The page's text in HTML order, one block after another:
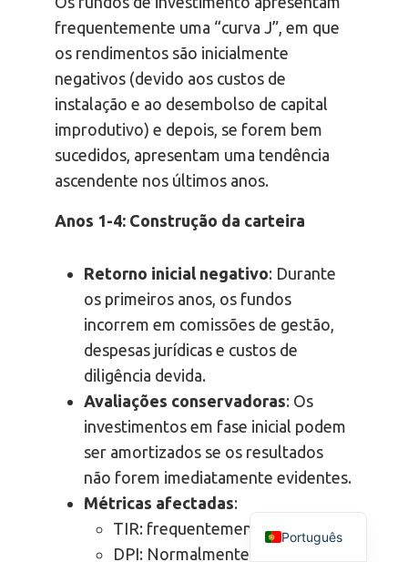
frequentemente uma “curva J”, em que
os rendimentos são inicialmente
negativos (devido aos custos de
instalação e ao desembolso de capital
improdutivo) e depois, se forem bem
sucedidos, apresentam uma tendência
ascendente nos últimos anos.
Anos 1-4: Construção da carteira
Retorno inicial negativo: Durante
os primeiros anos, os fundos
incorrem em comissões de gestão,
despesas jurídicas e custos de
diligência devida.
Avaliações conservadoras: Os
investimentos em fase inicial podem
ser amortizados se os resultados
não forem imediatamente evidentes.
Métricas afectadas:
TIR: frequentemente negativa.
DPI: Normalmente zero, uma
Português